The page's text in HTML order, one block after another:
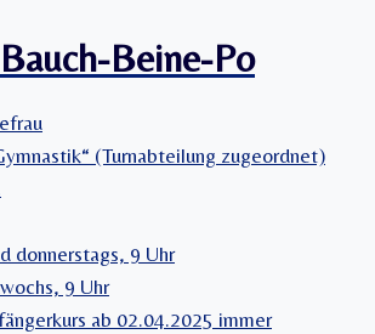
Beine-Po
(Turnabteilung zugeordnet)
donnerstags, 9 Uhr
9 Uhr
ab 02.04.2025 immer